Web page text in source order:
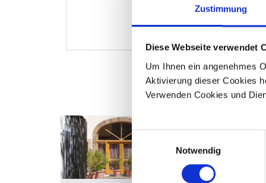
Zustimmung
Diese Webseite verwendet
Um Ihnen ein angenehmes
Aktivierung dieser Cookies
Verwenden Cookies und
E
i
n
w
Notwendig